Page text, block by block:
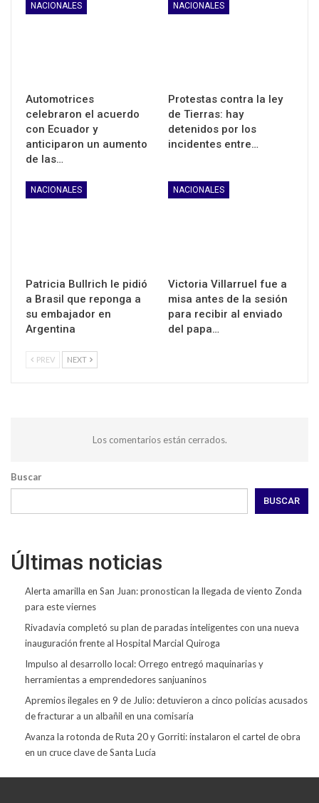
NACIONALES
Automotrices
celebraron el acuerdo
con Ecuador y
anticiparon un aumento
de las…
NACIONALES
Protestas contra la ley
de Tierras: hay
detenidos por los
incidentes entre…
NACIONALES
Patricia Bullrich le pidió
a Brasil que reponga a
su embajador en
Argentina
NACIONALES
Victoria Villarruel fue a
misa antes de la sesión
para recibir al enviado
del papa…
PREV NEXT
Los comentarios están cerrados.
Buscar
BUSCAR
Últimas noticias
Alerta amarilla en San Juan: pronostican la llegada de viento Zonda
para este viernes
Rivadavia completó su plan de paradas inteligentes con una nueva
inauguración frente al Hospital Marcial Quiroga
Impulso al desarrollo local: Orrego entregó maquinarias y
herramientas a emprendedores sanjuaninos
Apremios ilegales en 9 de Julio: detuvieron a cinco policías acusados
de fracturar a un albañil en una comisaría
Avanza la rotonda de Ruta 20 y Gorriti: instalaron el cartel de obra
en un cruce clave de Santa Lucía